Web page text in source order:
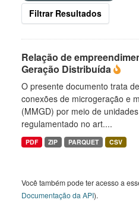
Filtrar Resultados
Relação de
Geração Distribuída
O presente documento trata
conexões de microgeração e
(MMGD) por meio de
regulamentado no art....
PDF ZIP PARQUET CSV
Você também pode ter acesso a
Documentação da API).